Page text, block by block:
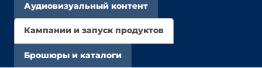
Аудиовизуальный контент
Кампании и запуск продуктов
Брошюры и каталоги